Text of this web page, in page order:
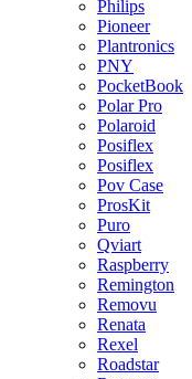
Philips
Pioneer
Plantronics
PNY
PocketBook
Polar Pro
Polaroid
Posiflex
Posiflex
Pov Case
ProsKit
Puro
Qviart
Raspberry
Remington
Removu
Renata
Rexel
Roadstar